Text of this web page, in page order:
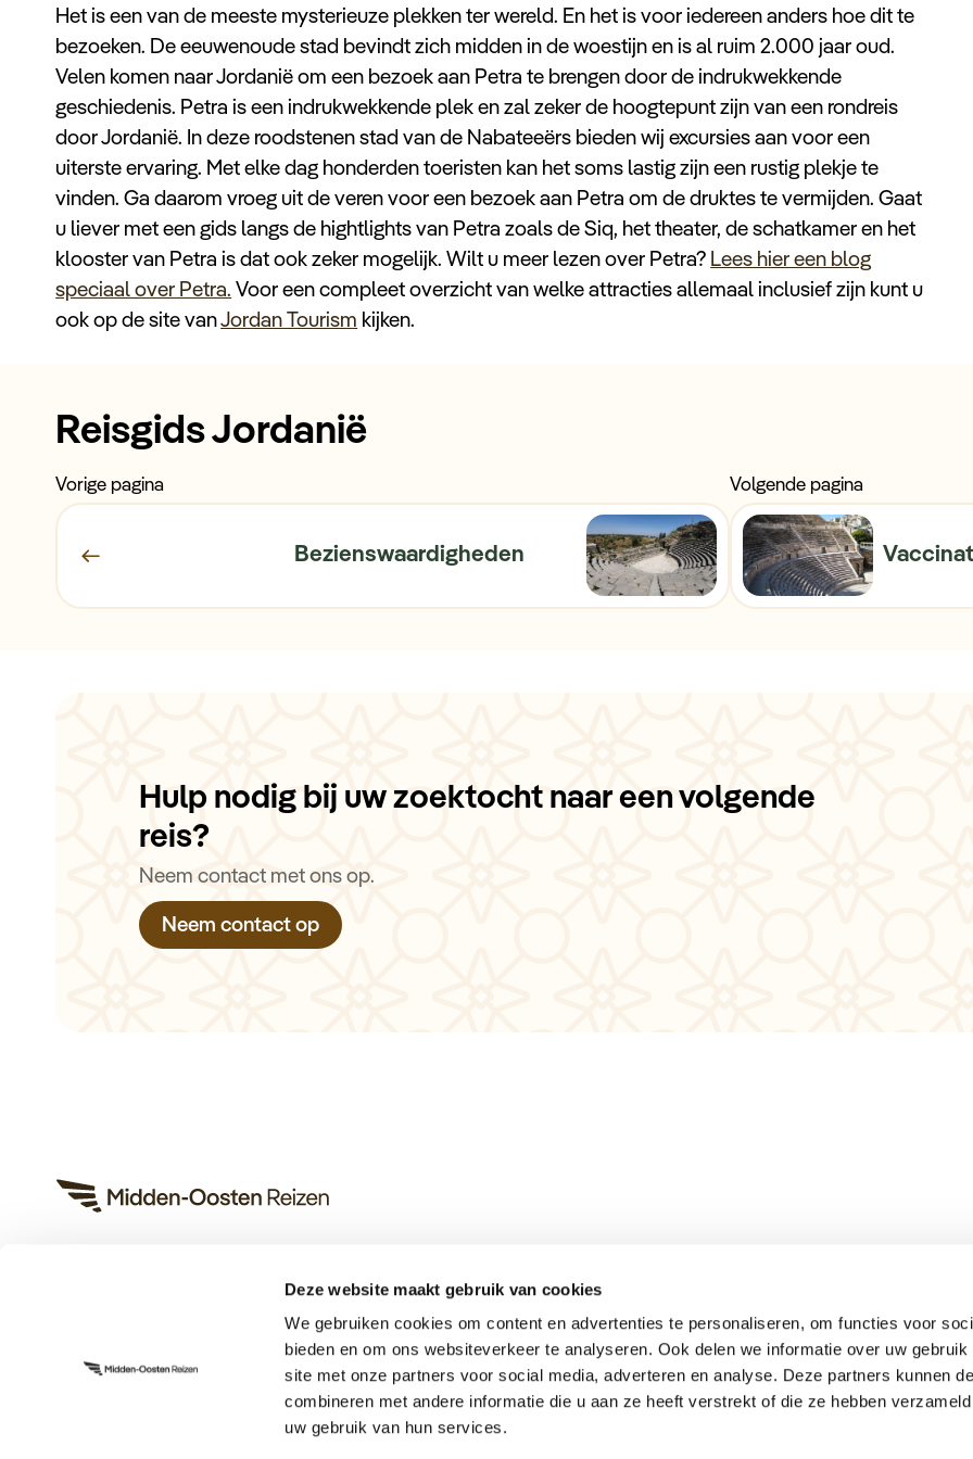
Deze website maakt gebruik van cookies
We gebruiken cookies om content en advertenties te personaliseren, om functies voor
bieden en om ons websiteverkeer te analyseren. Ook delen we informatie over uw gebruik
site met onze partners voor social media, adverteren en analyse. Deze partners kunnen
combineren met andere informatie die u aan ze heeft verstrekt of die ze hebben
uw gebruik van hun services.
Het is een van de meeste mysterieuze plekken ter wereld. En het is voor iedereen anders hoe dit te
bezoeken. De eeuwenoude stad bevindt zich midden in de woestijn en is al ruim 2.000 jaar oud.
Velen komen naar Jordanië om een bezoek aan Petra te brengen door de indrukwekkende
geschiedenis. Petra is een indrukwekkende plek en zal zeker de hoogtepunt zijn van een rondreis
door Jordanië. In deze roodstenen stad van de Nabateeërs bieden wij excursies aan voor een
uiterste ervaring. Met elke dag honderden toeristen kan het soms lastig zijn een rustig plekje te
vinden. Ga daarom vroeg uit de veren voor een bezoek aan Petra om de druktes te vermijden. Gaat
u liever met een gids langs de hightlights van Petra zoals de Siq, het theater, de schatkamer en het
klooster van Petra is dat ook zeker mogelijk. Wilt u meer lezen over Petra? Lees hier een blog
speciaal over Petra. Voor een compleet overzicht van welke attracties allemaal inclusief zijn kunt u
ook op de site vanJordan Tourism kijken.
Reisgids Jordanië
Vorige pagina
Bezienswaardigheden
Volgende pagina
Hulp nodig bij uw zoektocht naar een volgende
reis?
Neem contact met ons op.
Neem contact op
Bel ons op +31 (0)73 22 00 553
Meer informatie
Actueel
Keurmerken
Verantwoord op reis